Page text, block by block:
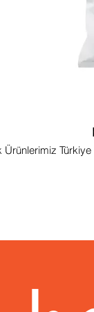
Ürünlerimiz